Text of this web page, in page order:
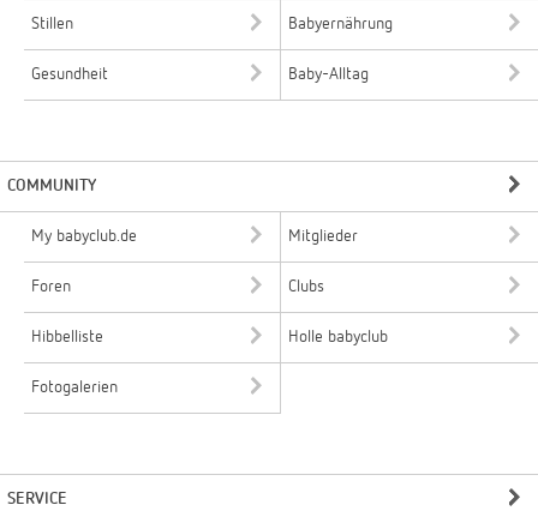
Stillen Babyernährung
Gesundheit Baby-Alltag
COMMUNITY
My babyclub.de Mitglieder
Foren Clubs
Hibbelliste Holle babyclub
Fotogalerien
SERVICE